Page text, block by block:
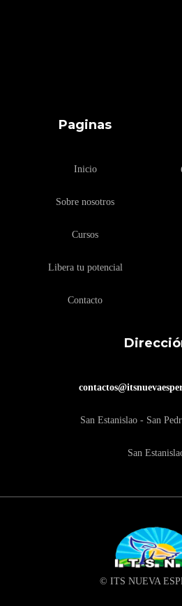
Paginas
Inicio
Sobre nosotros
Cursos
Libera tu potencial
Contacto
San Estanislao - San
San
© ITS NUEVA